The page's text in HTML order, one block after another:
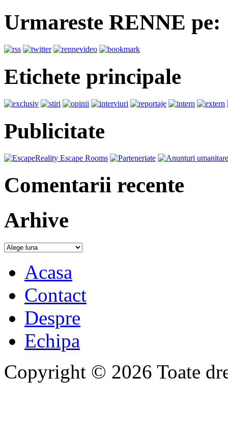
Urmareste RENNE pe:
Etichete principale
Publicitate
Comentarii recente
Arhive
Acasa
Contact
Despre
Echipa
Copyright © 2026 Toate